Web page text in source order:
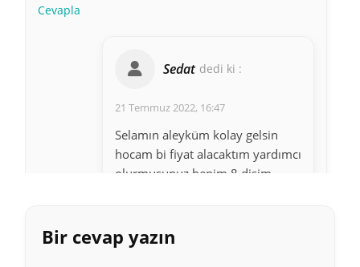
Cevapla
Sedat dedi ki :
21 Temmuz 2022, 16:47
Selamın aleyküm kolay gelsin
hocam bi fiyat alacaktım yardımcı
olurmusunuz benim 8 dişim
yapıştırma
Cevapla
Bir cevap yazın